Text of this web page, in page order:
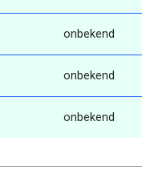
onbekend
onbekend
onbekend